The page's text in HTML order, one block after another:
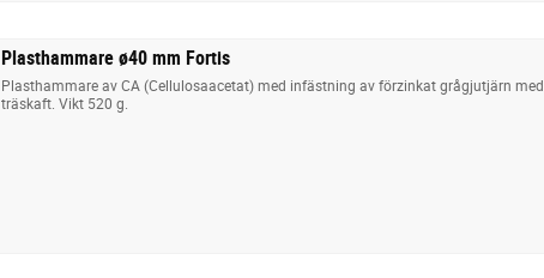
Plasthammare ø40 mm Fortis
Plasthammare av CA (Cellulosaacetat) med infästning av förzinkat grågjutjärn med
träskaft. Vikt 520 g.